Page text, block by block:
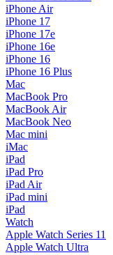
iPhone Air
iPhone 17
iPhone 17e
iPhone 16e
iPhone 16
iPhone 16 Plus
Mac
MacBook Pro
MacBook Air
MacBook Neo
Mac mini
iMac
iPad
iPad Pro
iPad Air
iPad mini
iPad
Watch
Apple Watch Series 11
Apple Watch Ultra